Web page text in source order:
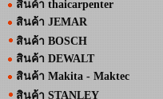
สินค้า thaicarpenter
สินค้า JEMAR
สินค้า BOSCH
สินค้า DEWALT
สินค้า Makita - Maktec
สินค้า STANLEY